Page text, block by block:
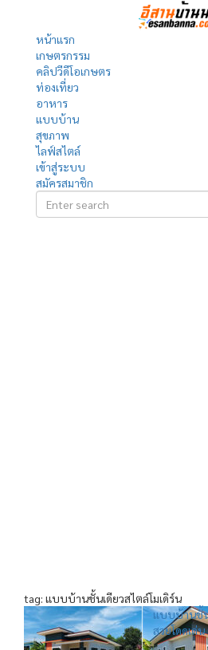
หน้าแรก
เกษตรกรรม
คลิปวีดีโอเกษตร
ท่องเที่ยว
อาหาร
แบบบ้าน
สุขภาพ
ไลฟ์สไตล์
เข้าสู่ระบบ
สมัครสมาชิก
tag: แบบบ้านชั้นเดียวสไตล์โมเดิร์น
แบบบ้านชั้น
สวยโดดเด่